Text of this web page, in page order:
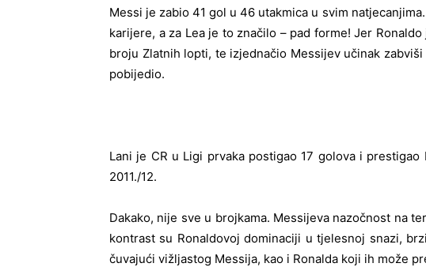
Messi je zabio 41 gol u 46 utakmica u svim
karijere, a za Lea je to značilo – pad forme! Jer
broju Zlatnih lopti, te izjednačio Messijev učinak
pobijedio.
Lani je CR u Ligi prvaka postigao 17 golova i
2011./12.
Dakako, nije sve u brojkama. Messijeva nazočnost na
kontrast su Ronaldovoj dominaciji u tjelesnoj snazi,
čuvajući vižljastog Messija, kao i Ronalda koji ih može